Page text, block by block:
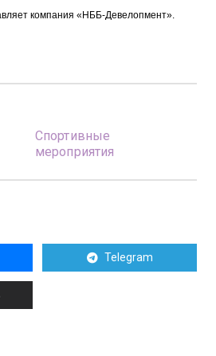
компания «НББ-Девелопмент».
Спортивные
мероприятия
Telegram